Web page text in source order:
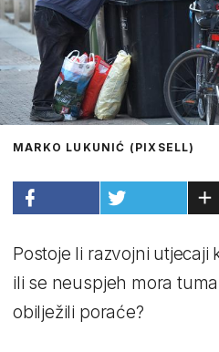
MARKO LUKUNIĆ (PIXSELL)
Postoje li razvojni utjecaji
ili se neuspjeh mora
obilježili poraće?